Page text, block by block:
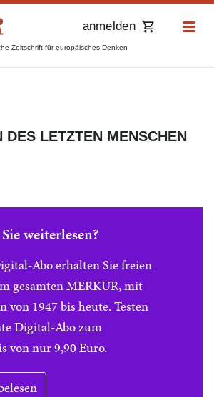
Zeitschrift für europäisches Denken
anmelden
DES LETZTEN MENSCHEN
weiterlesen?
Abo erhalten Sie freien
gesamten MERKUR, mit
von 1947 bis heute. Testen
Digital-Abo zum
von nur 9,90 Euro.